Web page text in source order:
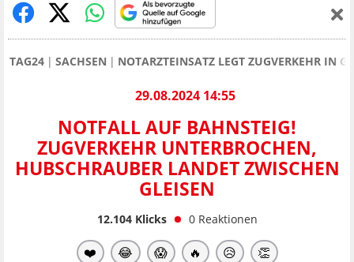
TAG24 SACHSEN NOTARZTEINSATZ LEGT ZUGVERKEHR IN
29.08.2024 14:55
NOTFALL AUF BAHNSTEIG!
ZUGVERKEHR UNTERBROCHEN,
HUBSCHRAUBER LANDET ZWISCHEN
GLEISEN
12.104Klicks 0 Reaktionen
❤️ 😂 😱 🔥 😥 👏